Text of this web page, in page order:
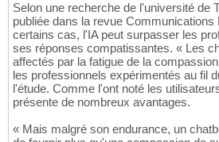
Selon une recherche de l'université de
publiée dans la revue Communications
certains cas, l'IA peut surpasser les
ses réponses compatissantes. « Les
affectés par la fatigue de la
les professionnels expérimentés au fil
l'étude. Comme l'ont noté les
présente de nombreux avantages.
« Mais malgré son endurance, un